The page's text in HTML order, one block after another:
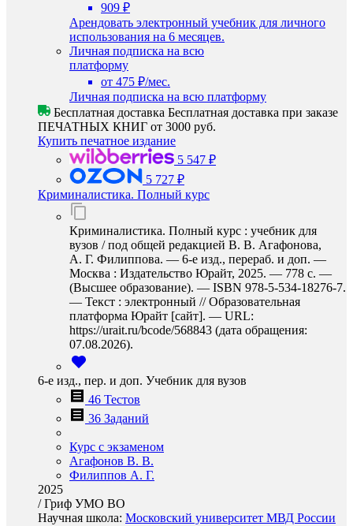
909 ₽
Арендовать электронный учебник для личного
использования на 6 месяцев.
Личная подписка на всю
платформу
от 475 ₽/мес.
Личная подписка на всю платформу
Бесплатная доставка Бесплатная доставка при заказе
ПЕЧАТНЫХ КНИГ от 3000 руб.
Купить печатное издание
5 547 ₽
5 727 ₽
Криминалистика. Полный курс
Криминалистика. Полный курс : учебник для
вузов / под общей редакцией В. В. Агафонова,
А. Г. Филиппова. — 6-е изд., перераб. и доп. —
Москва : Издательство Юрайт, 2025. — 778 с. —
(Высшее образование). — ISBN 978-5-534-18276-7.
— Текст : электронный // Образовательная
платформа Юрайт [сайт]. — URL:
https://urait.ru/bcode/568843 (дата обращения:
07.08.2026).
6-е изд., пер. и доп. Учебник для вузов
46 Тестов
36 Заданий
Курс с экзаменом
Агафонов В. В.
Филиппов А. Г.
2025
/Гриф УМО ВО
Научная школа: Московский университет МВД России